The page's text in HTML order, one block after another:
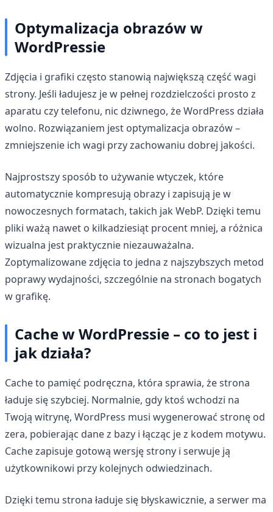
Optymalizacja obrazów w
WordPressie
Zdjęcia i grafiki często stanowią największą część wagi
strony. Jeśli ładujesz je w pełnej rozdzielczości prosto z
aparatu czy telefonu, nic dziwnego, że WordPress działa
wolno. Rozwiązaniem jest optymalizacja obrazów –
zmniejszenie ich wagi przy zachowaniu dobrej jakości.
Najprostszy sposób to używanie wtyczek, które
automatycznie kompresują obrazy i zapisują je w
nowoczesnych formatach, takich jak WebP. Dzięki temu
pliki ważą nawet o kilkadziesiąt procent mniej, a różnica
wizualna jest praktycznie niezauważalna.
Zoptymalizowane zdjęcia to jedna z najszybszych metod
poprawy wydajności, szczególnie na stronach bogatych
w grafikę.
Cache w WordPressie – co to jest i
jak działa?
Cache to pamięć podręczna, która sprawia, że strona
ładuje się szybciej. Normalnie, gdy ktoś wchodzi na
Twoją witrynę, WordPress musi wygenerować stronę od
zera, pobierając dane z bazy i łącząc je z kodem motywu.
Cache zapisuje gotową wersję strony i serwuje ją
użytkownikowi przy kolejnych odwiedzinach.
Dzięki temu strona ładuje się błyskawicznie, a serwer ma